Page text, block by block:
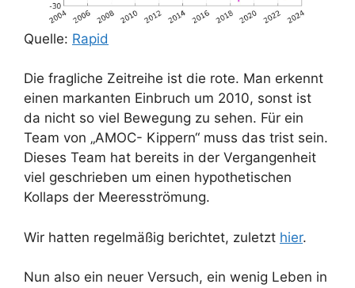
Quelle: Rapid
Die fragliche Zeitreihe ist die rote. Man erkennt
einen markanten Einbruch um 2010, sonst ist
da nicht so viel Bewegung zu sehen. Für ein
Team von „AMOC- Kippern“ muss das trist sein.
Dieses Team hat bereits in der Vergangenheit
viel geschrieben um einen hypothetischen
Kollaps der Meeresströmung.
Wir hatten regelmäßig berichtet, zuletzt hier.
Nun also ein neuer Versuch, ein wenig Leben in